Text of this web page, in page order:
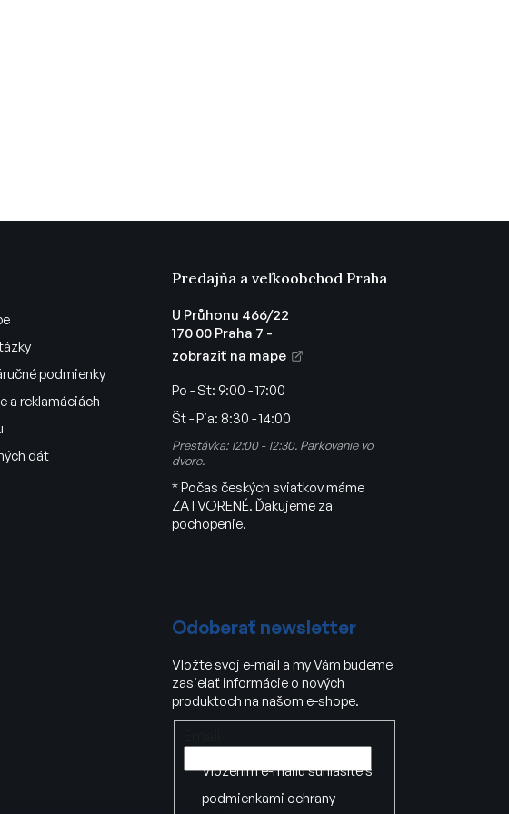
podmienky
a reklamáciách
dát
Predajňa a veľkoobchod Praha
U Průhonu 466/22
170 00 Praha 7 -
zobraziť na mape
Po - St: 9:00 - 17:00
Št - Pia: 8:30 - 14:00
Prestávka: 12:00 - 12:30. Parkovanie vo
dvore.
* Počas českých sviatkov máme
ZATVORENÉ. Ďakujeme za
pochopenie.
Odoberať newsletter
Vložte svoj e-mail a my Vám budeme
zasielať informácie o nových
produktoch na našom e-shope.
Vložením e-mailu súhlasíte s
podmienkami ochrany